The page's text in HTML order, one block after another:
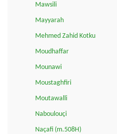
Mawsili
Mayyarah
Mehmed Zahid Kotku
Moudhaffar
Mounawi
Moustaghfiri
Moutawalli
Naboulouçi
Naçafi (m.508H)